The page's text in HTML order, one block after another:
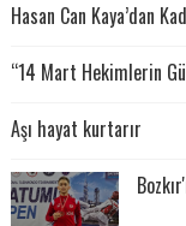
Hasan Can Kaya’dan
“14 Mart Hekimlerin
Aşı hayat kurtarır